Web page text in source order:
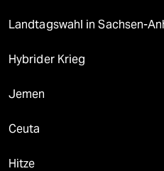
Landtagswahl in Sachsen-
Hybrider Krieg
Jemen
Ceuta
Hitze